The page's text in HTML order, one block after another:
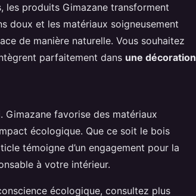
les produits Gimazane transforment
doux et les matériaux soigneusement
de manière naturelle. Vous souhaitez
parfaitement dans une décoration
Gimazane favorise des matériaux
écologique. Que ce soit le bois
témoigne d’un engagement pour la
à votre intérieur.
écologique, consultez plus